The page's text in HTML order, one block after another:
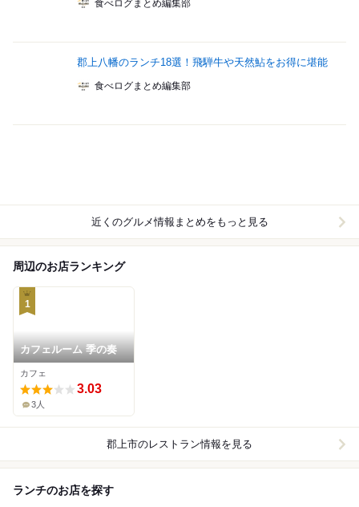
食べログまとめ編集部
郡上八幡のランチ18選！飛騨牛や天然鮎をお得に堪能
食べログまとめ編集部
近くのグルメ情報まとめをもっと見る
周辺のお店ランキング
1
カフェルーム 季の奏
カフェ
3.03
3人
郡上市のレストラン情報を見る
ランチのお店を探す